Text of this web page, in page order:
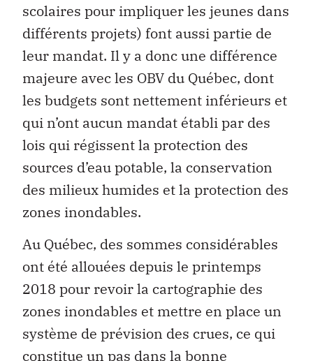
scolaires pour impliquer les jeunes dans
différents projets) font aussi partie de
leur mandat. Il y a donc une différence
majeure avec les OBV du Québec, dont
les budgets sont nettement inférieurs et
qui n’ont aucun mandat établi par des
lois qui régissent la protection des
sources d’eau potable, la conservation
des milieux humides et la protection des
zones inondables.
Au Québec, des sommes considérables
ont été allouées depuis le printemps
2018 pour revoir la cartographie des
zones inondables et mettre en place un
système de prévision des crues, ce qui
constitue un pas dans la bonne